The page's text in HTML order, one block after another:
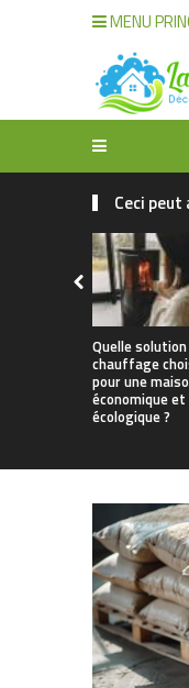
MENU
Ceci
Quelle
chauffage
pour une
économique et
écologique ?